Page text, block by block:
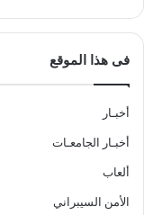
فى هذا الموقع
أخبـار
أخبـار الجامعـات
ألعاب
الأمن السيبراني